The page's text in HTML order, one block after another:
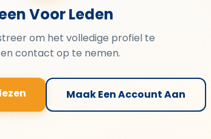
Voor Leden
om het volledige profiel te
contact op te nemen.
Maak Een Account Aan